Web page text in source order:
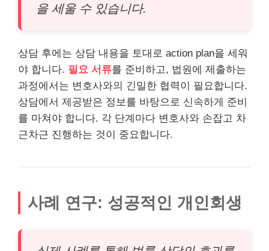
을 세울 수 있습니다.
상담 후에는 상담 내용을 토대로 action plan을 세워
야 합니다. 필요 서류를 준비하고, 법원에 제출하는
과정에서는 변호사와의 긴밀한 협력이 필요합니다.
상담에서 제공받은 정보를 바탕으로 신속하게 준비
를 마쳐야 합니다. 각 단계마다 변호사와 손잡고 차
근차근 진행하는 것이 중요합니다.
사례 연구: 성공적인 개인회생